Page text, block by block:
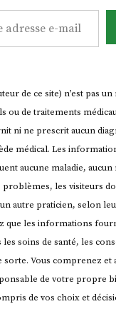
de ce site) n’est pas
ou de traitements
ni ne prescrit aucun
médical. Les
aucune maladie, aucun
problèmes, les visiteurs
autre praticien, selon
que les informations
soins de santé, les
Vous comprenez et
de votre propre
de vos choix et